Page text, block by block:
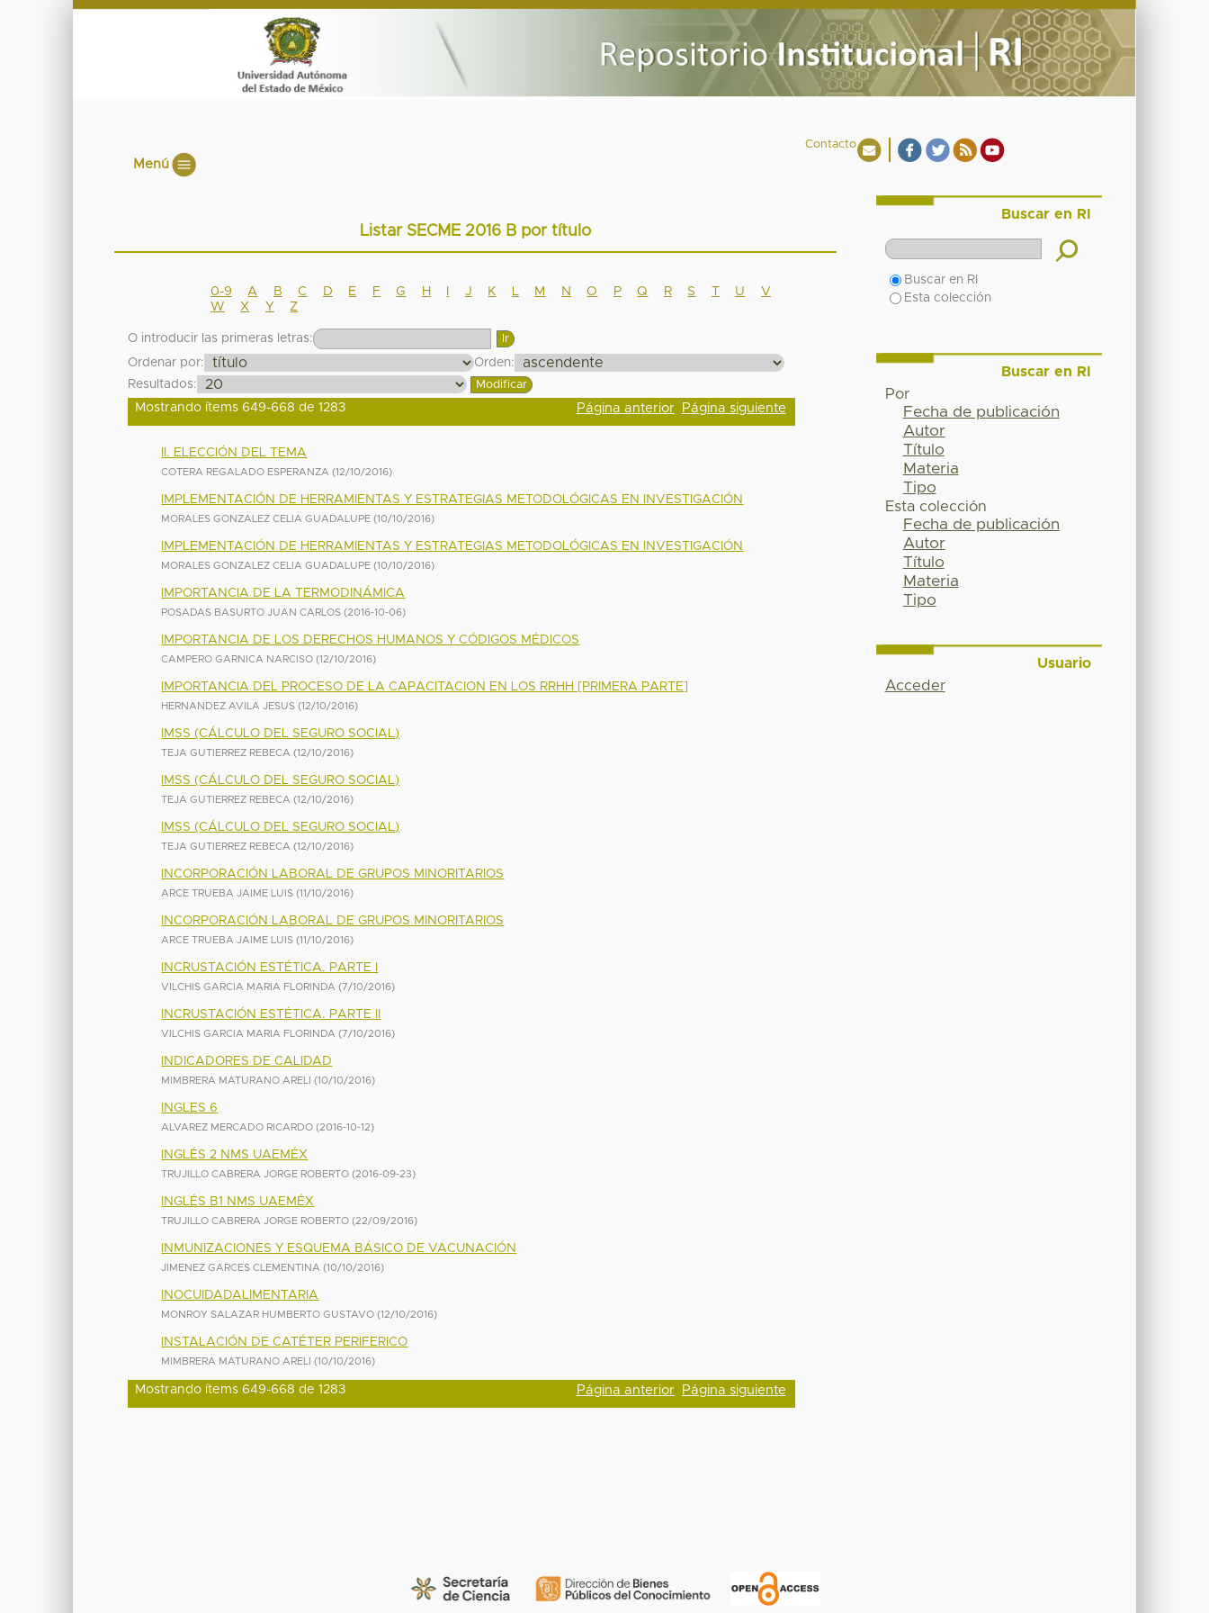
Contacto
Menú
Listar SECME 2016 B por título
0-9 A B C D E F G H J K M N O P Q R S T U
V
W
X Y Z
O introducir las primeras letras:
Ordenar por:
Orden:
Resultados:
Mostrando ítems 649-668 de 1283
Página anterior Página siguiente
II. ELECCIÓN DEL TEMA
COTERA REGALADO ESPERANZA (12/10/2016)
IMPLEMENTACIÓN DE HERRAMIENTAS Y ESTRATEGIAS METODOLÓGICAS EN INVESTIGACIÓN
MORALES GONZALEZ CELIA GUADALUPE (10/10/2016)
IMPLEMENTACIÓN DE HERRAMIENTAS Y ESTRATEGIAS METODOLÓGICAS EN INVESTIGACIÓN
MORALES GONZALEZ CELIA GUADALUPE (10/10/2016)
IMPORTANCIA DE LA TERMODINÁMICA
POSADAS BASURTO JUAN CARLOS (2016-10-06)
IMPORTANCIA DE LOS DERECHOS HUMANOS Y CÓDIGOS MÉDICOS
CAMPERO GARNICA NARCISO (12/10/2016)
IMPORTANCIA DEL PROCESO DE LA CAPACITACION EN LOS RRHH [PRIMERA PARTE]
HERNANDEZ AVILA JESUS (12/10/2016)
IMSS (CÁLCULO DEL SEGURO SOCIAL)
TEJA GUTIERREZ REBECA (12/10/2016)
IMSS (CÁLCULO DEL SEGURO SOCIAL)
TEJA GUTIERREZ REBECA (12/10/2016)
IMSS (CÁLCULO DEL SEGURO SOCIAL)
TEJA GUTIERREZ REBECA (12/10/2016)
INCORPORACIÓN LABORAL DE GRUPOS MINORITARIOS
ARCE TRUEBA JAIME LUIS (11/10/2016)
INCORPORACIÓN LABORAL DE GRUPOS MINORITARIOS
ARCE TRUEBA JAIME LUIS (11/10/2016)
INCRUSTACIÓN ESTÉTICA. PARTE I
VILCHIS GARCIA MARIA FLORINDA (7/10/2016)
INCRUSTACIÓN ESTÉTICA. PARTE II
VILCHIS GARCIA MARIA FLORINDA (7/10/2016)
INDICADORES DE CALIDAD
MIMBRERA MATURANO ARELI (10/10/2016)
INGLES 6
ALVAREZ MERCADO RICARDO (2016-10-12)
INGLÉS 2 NMS UAEMÉX
TRUJILLO CABRERA JORGE ROBERTO (2016-09-23)
INGLÉS B1 NMS UAEMÉX
TRUJILLO CABRERA JORGE ROBERTO (22/09/2016)
INMUNIZACIONES Y ESQUEMA BÁSICO DE VACUNACIÓN
JIMENEZ GARCES CLEMENTINA (10/10/2016)
INOCUIDADALIMENTARIA
MONROY SALAZAR HUMBERTO GUSTAVO (12/10/2016)
INSTALACIÓN DE CATÉTER PERIFERICO
MIMBRERA MATURANO ARELI (10/10/2016)
Mostrando ítems 649-668 de 1283 Página anterior Página siguiente
Buscar en RI
Buscar en RI
Esta colección
Buscar en RI
Por
Fecha de publicación
Autor
Título
Materia
Tipo
Esta colección
Fecha de publicación
Autor
Título
Materia
Tipo
Usuario
Acceder